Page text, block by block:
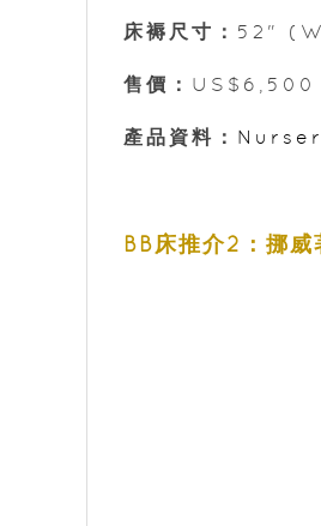
床褥尺寸： 52"
售價： US$6,500
產品資料：
BB床推介2：挪